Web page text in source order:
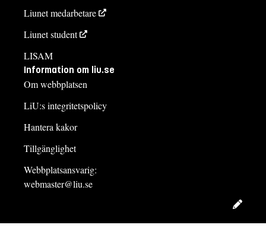
Liunet medarbetare
Liunet student
LISAM
Information om liu.se
Om webbplatsen
LiU:s integritetspolicy
Hantera kakor
Tillgänglighet
Webbplatsansvarig:
webmaster@liu.se